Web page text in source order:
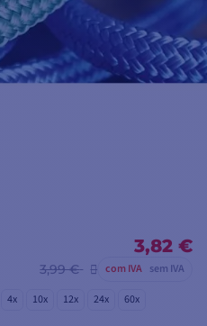
3,82 €
3,99 € com IVA sem IVA
4x 10x 12x 24x 60x